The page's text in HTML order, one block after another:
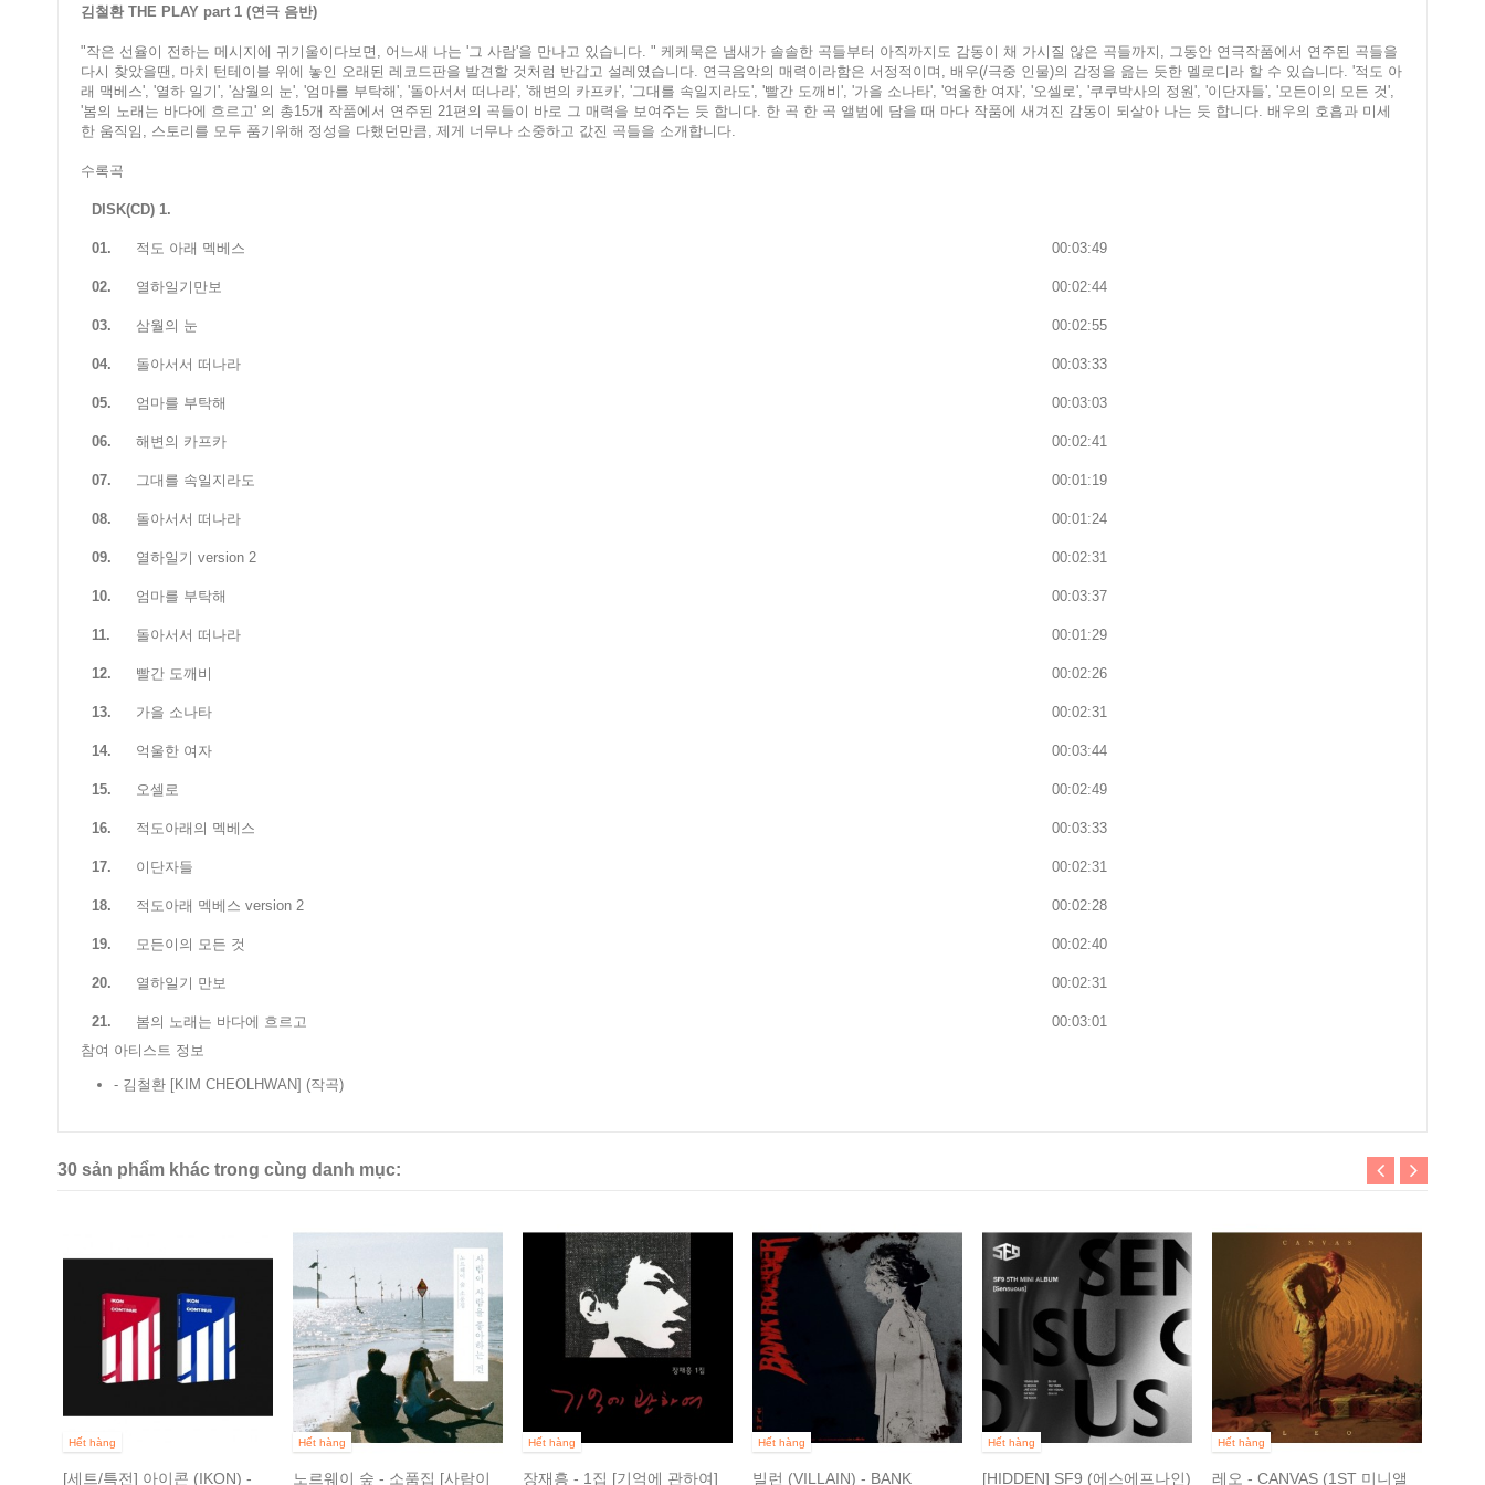
김철환 THE PLAY part 1 (연극 음반)
"작은 선율이 전하는 메시지에 귀기울이다보면, 어느새 나는 '그 사람'을 만나고 있습니다. " 케케묵은 냄새가 솔솔한 곡들부터 아직까지도 감동이 채 가시질 않은 곡들까지, 그동안 연극작품에서 연주된 곡들을
다시 찾았을땐, 마치 턴테이블 위에 놓인 오래된 레코드판을 발견할 것처럼 반갑고 설레였습니다. 연극음악의 매력이라함은 서정적이며, 배우(/극중 인물)의 감정을 읊는 듯한 멜로디라 할 수 있습니다. '적도 아
래 맥베스', '열하 일기', '삼월의 눈', '엄마를 부탁해', '돌아서서 떠나라', '해변의 카프카', '그대를 속일지라도', '빨간 도깨비', '가을 소나타', '억울한 여자', '오셀로', '쿠쿠박사의 정원', '이단자들', '모든이의 모든 것',
'봄의 노래는 바다에 흐르고' 의 총15개 작품에서 연주된 21편의 곡들이 바로 그 매력을 보여주는 듯 합니다. 한 곡 한 곡 앨범에 담을 때 마다 작품에 새겨진 감동이 되살아 나는 듯 합니다. 배우의 호흡과 미세
한 움직임, 스토리를 모두 품기위해 정성을 다했던만큼, 제게 너무나 소중하고 값진 곡들을 소개합니다.
수록곡
DISK(CD) 1.
01. 적도 아래 멕베스 00:03:49
02. 열하일기만보 00:02:44
03. 삼월의 눈 00:02:55
04. 돌아서서 떠나라 00:03:33
05. 엄마를 부탁해 00:03:03
06. 해변의 카프카 00:02:41
07. 그대를 속일지라도 00:01:19
08. 돌아서서 떠나라 00:01:24
09. 열하일기 version 2 00:02:31
10. 엄마를 부탁해 00:03:37
11. 돌아서서 떠나라 00:01:29
12. 빨간 도깨비 00:02:26
13. 가을 소나타 00:02:31
14. 억울한 여자 00:03:44
15. 오셀로 00:02:49
16. 적도아래의 멕베스 00:03:33
17. 이단자들 00:02:31
18. 적도아래 멕베스 version 2 00:02:28
19. 모든이의 모든 것 00:02:40
20. 열하일기 만보 00:02:31
21. 봄의 노래는 바다에 흐르고
00:03:01
참여 아티스트 정보
- 김철환 [KIM CHEOLHWAN] (작곡)
30 sản phẩm khác trong cùng danh mục:
Hết hàng
[세트/특전] 아이콘 (IKON) -
Hết hàng
노르웨이 숲 - 소품집 [사람이
Hết hàng
장재흥 - 1집 [기억에 관하여]
Hết hàng
빌런 (VILLAIN) - BANK
Hết hàng
[HIDDEN] SF9 (에스에프나인)
Hết hàng
레오 - CANVAS (1ST 미니앨